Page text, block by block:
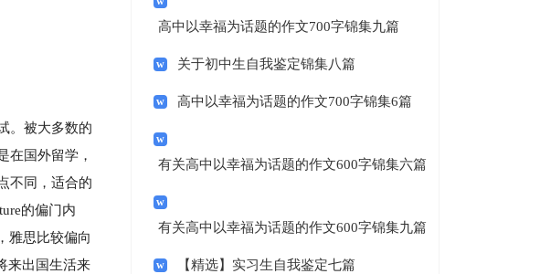
。被大多数的
在国外留学，
不同，适合的
的偏门内
雅思比较偏向
来出国生活来
高中以幸福为话题的作文700字锦集九篇
关于初中生自我鉴定锦集八篇
高中以幸福为话题的作文700字锦集6篇
有关高中以幸福为话题的作文600字锦集六篇
有关高中以幸福为话题的作文600字锦集九篇
【精选】实习生自我鉴定七篇